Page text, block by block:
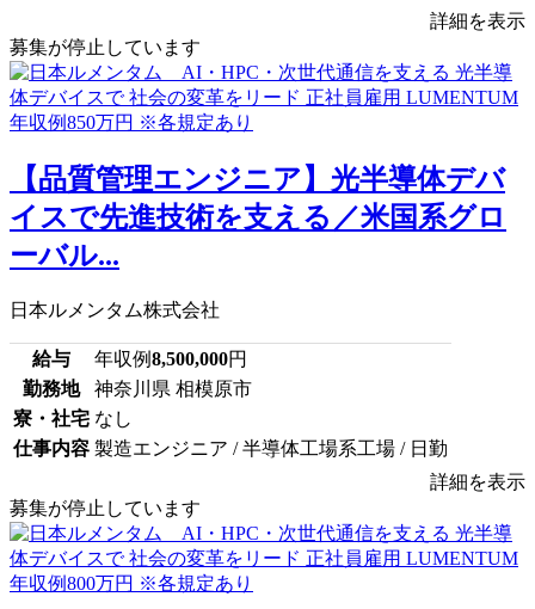
詳細を表示
募集が停止しています
【品質管理エンジニア】光半導体デバ
イスで先進技術を支える／米国系グロ
ーバル...
日本ルメンタム株式会社
給与 年収例8,500,000円
勤務地
神奈川県 相模原市
寮・社宅 なし
仕事内容 製造エンジニア / 半導体工場系工場 / 日勤
詳細を表示
募集が停止しています